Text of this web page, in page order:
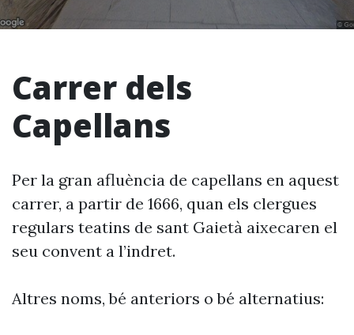
Carrer dels
Capellans
Per la gran afluència de capellans en aquest
carrer, a partir de 1666, quan els clergues
regulars teatins de sant Gaietà aixecaren el
seu convent a l’indret.
Altres noms, bé anteriors o bé alternatius: